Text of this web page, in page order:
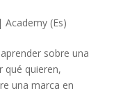
| Academy (Es)
sobre una
qué quieren,
una marca en